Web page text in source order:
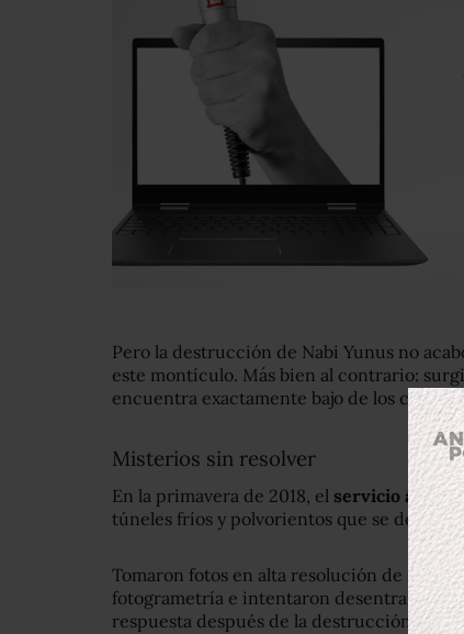
Pero la destrucción de Nabi Yunus no
este montículo. Más bien al contrario:
encuentra exactamente bajo de los
Misterios sin resolver
En la primavera de 2018, el servicio árabe
túneles fríos y polvorientos que se
Tomaron fotos en alta resolución de sus
fotogrametría e intentaron desentrañar
respuesta después de la destrucción del